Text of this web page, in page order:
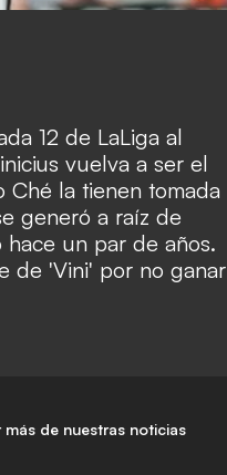
12 de LaLiga al
vuelva a ser el
la tienen tomada
generó a raíz de
un par de años.
de 'Vini' por no ganar
de nuestras noticias